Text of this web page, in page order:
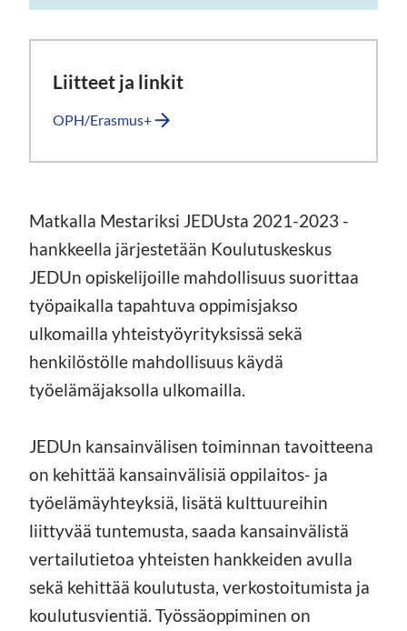
Liitteet ja linkit
OPH/Erasmus+
Matkalla Mestariksi JEDUsta 2021-2023 -
hankkeella järjestetään Koulutuskeskus
JEDUn opiskelijoille mahdollisuus suorittaa
työpaikalla tapahtuva oppimisjakso
ulkomailla yhteistyöyrityksissä sekä
henkilöstölle mahdollisuus käydä
työelämäjaksolla ulkomailla.
JEDUn kansainvälisen toiminnan tavoitteena
on kehittää kansainvälisiä oppilaitos- ja
työelämäyhteyksiä, lisätä kulttuureihin
liittyvää tuntemusta, saada kansainvälistä
vertailutietoa yhteisten hankkeiden avulla
sekä kehittää koulutusta, verkostoitumista ja
koulutusvientiä. Työssäoppiminen on